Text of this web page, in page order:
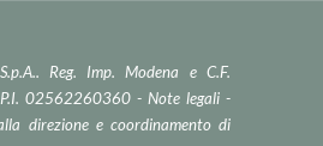
Reg. Imp. Modena e C.F.
02562260360 - Note legali-
direzione e coordinamento di